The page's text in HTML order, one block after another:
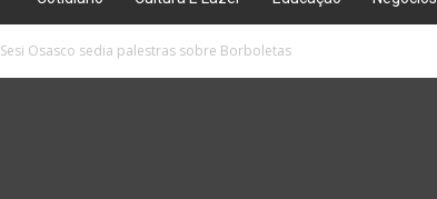
Sesi Osasco sedia palestras sobre Borboletas